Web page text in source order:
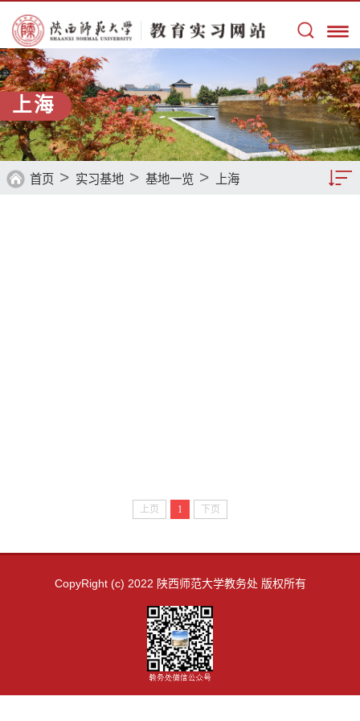
上海
首页 > 实习基地 > 基地一览 > 上海
上页 1 下页
CopyRight (c) 2022 陕西师范大学教务处 版权所有